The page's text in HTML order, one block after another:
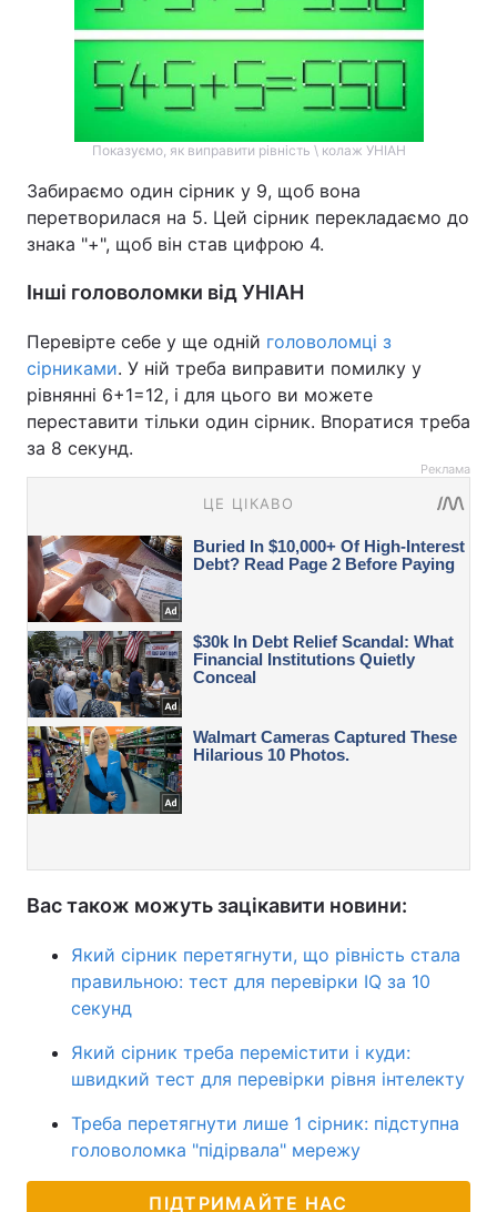
Показуємо, як виправити рівність \ колаж УНІАН
Забираємо один сірник у 9, щоб вона
перетворилася на 5. Цей сірник перекладаємо до
знака "+", щоб він став цифрою 4.
Інші головоломки від УНІАН
Перевірте себе у ще одній головоломці з
сірниками. У ній треба виправити помилку у
рівнянні 6+1=12, і для цього ви можете
переставити тільки один сірник. Впоратися треба
за 8 секунд.
Реклама
Вас також можуть зацікавити новини:
Який сірник перетягнути, що рівність стала
правильною: тест для перевірки IQ за 10
секунд
Який сірник треба перемістити і куди:
швидкий тест для перевірки рівня інтелекту
Треба перетягнути лише 1 сірник: підступна
головоломка "підірвала" мережу
ПІДТРИМАЙТЕ НАС